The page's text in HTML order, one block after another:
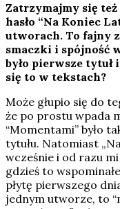
Zatrzymajmy się też
hasło “Na Koniec
utworach. To fajny
smaczki i spójność
było pierwsze tytuł
się to w tekstach?
Może głupio się do
że po prostu wpada
“Momentami” było
tytułu. Natomiast
wcześnie i od razu
gdzieś to
płytę pierwszego
jednym utworze, to